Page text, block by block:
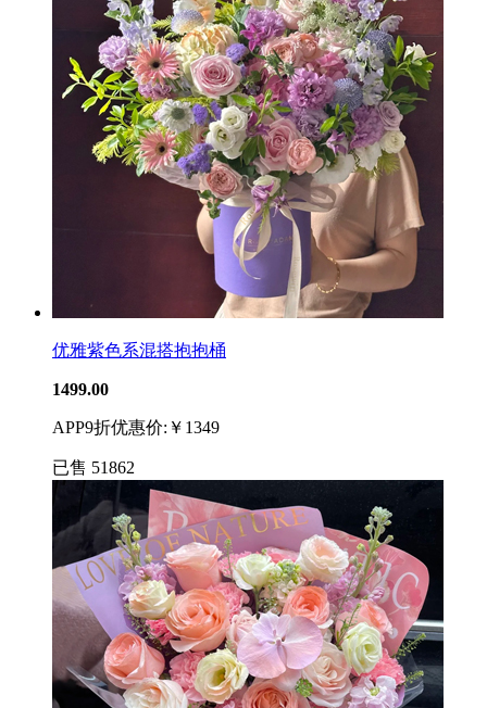
优雅紫色系混搭抱抱桶
1499.00
APP9折优惠价:￥1349
已售 51862